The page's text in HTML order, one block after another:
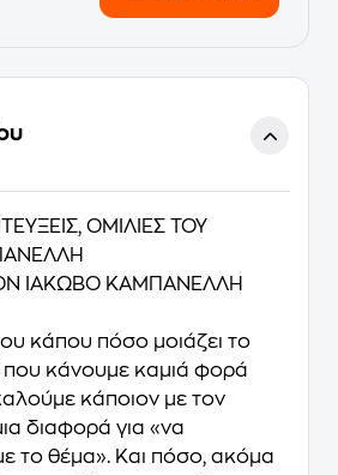
ΟΜΙΛΙΕΣ ΤΟΥ
ΙΑΚΩΒΟ ΚΑΜΠΑΝΕΛΛΗ
κάπου πόσο μοιάζει το
που κάνουμε καμιά φορά
κάποιον με τον
διαφορά για «να
το θέμα». Και πόσο, ακόμα